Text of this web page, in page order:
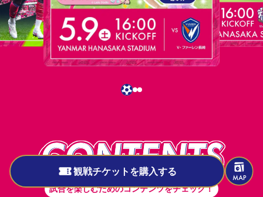
観戦チケットを購入する
試合を楽しむためのコンテンツをチェック！